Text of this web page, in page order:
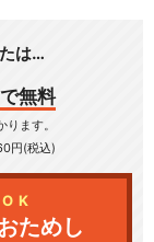
は…
無料
ます。
円(税込)
ためし